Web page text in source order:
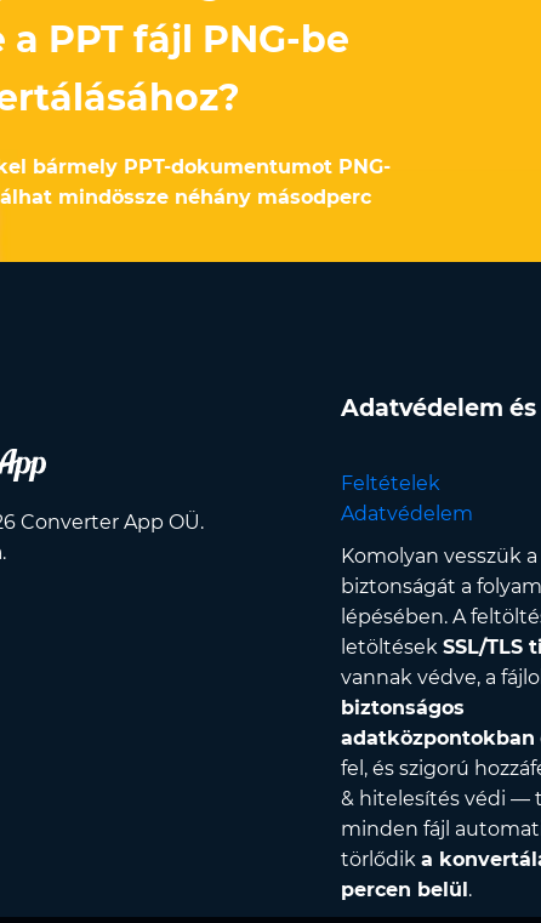
PPT fájl PNG-be
bármely PPT-dokumentumot PNG-
mindössze néhány másodperc
Converter App OÜ.
Adatvédelem
Feltételek
Adatvédelem
Komolyan vesszük
biztonságát a
lépésében. A
letöltések SSL/TLS
vannak védve, a
biztonságos
adatközpontokban
fel, és szigorú
& hitelesítés védi —
minden fájl
törlődik a
percen belül.